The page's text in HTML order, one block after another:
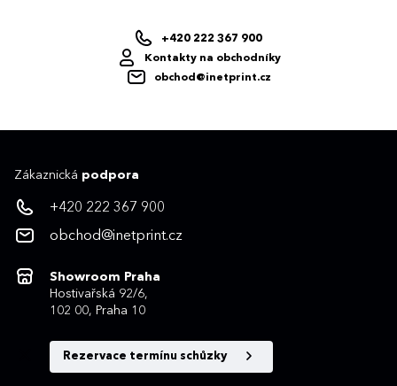
+420 222 367 900
Kontakty na obchodníky
obchod@inetprint.cz
Zákaznická podpora
+420 222 367 900
obchod@inetprint.cz
Showroom Praha
Hostivařská 92/6,
102 00, Praha 10
Rezervace termínu schůzky